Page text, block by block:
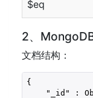
$eq
2、
文档结构：
{
"_id" :